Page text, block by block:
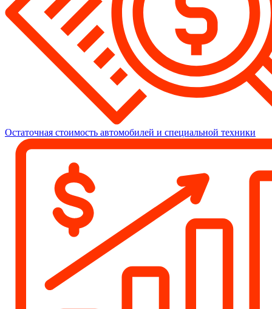
Остаточная стоимость автомобилей и специальной техники